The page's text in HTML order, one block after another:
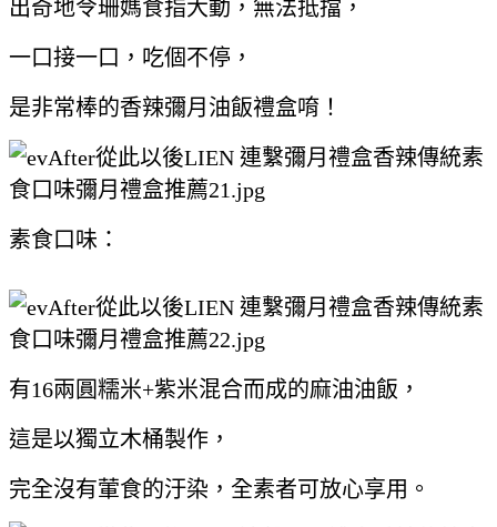
出奇地令珊媽食指大動，無法抵擋，
一口接一口，吃個不停，
是非常棒的香辣彌月油飯禮盒唷！
素食口味：
有16兩圓糯米+紫米混合而成的麻油油飯，
這是以獨立木桶製作，
完全沒有葷食的汙染，全素者可放心享用。